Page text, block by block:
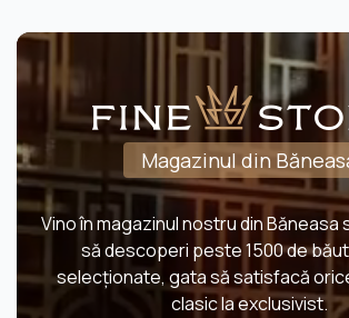
Magazinul din
Vino în magazinul nostru din Băneasa
să descoperi peste 1500 de
selecționate, gata să satisfacă
clasic la exclusivist.